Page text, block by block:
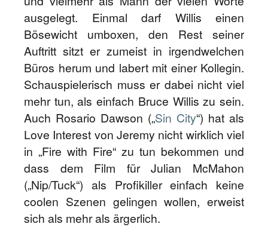
ausgelegt. Einmal darf Willis einen
Bösewicht umboxen, den Rest seiner
Auftritt sitzt er zumeist in irgendwelchen
Büros herum und labert mit einer Kollegin.
Schauspielerisch muss er dabei nicht viel
mehr tun, als einfach Bruce Willis zu sein.
Auch Rosario Dawson („Sin City“) hat als
Love Interest von Jeremy nicht wirklich viel
in „Fire with Fire“ zu tun bekommen und
dass dem Film für Julian McMahon
(„Nip/Tuck“) als Profikiller einfach keine
coolen Szenen gelingen wollen, erweist
sich als mehr als ärgerlich.